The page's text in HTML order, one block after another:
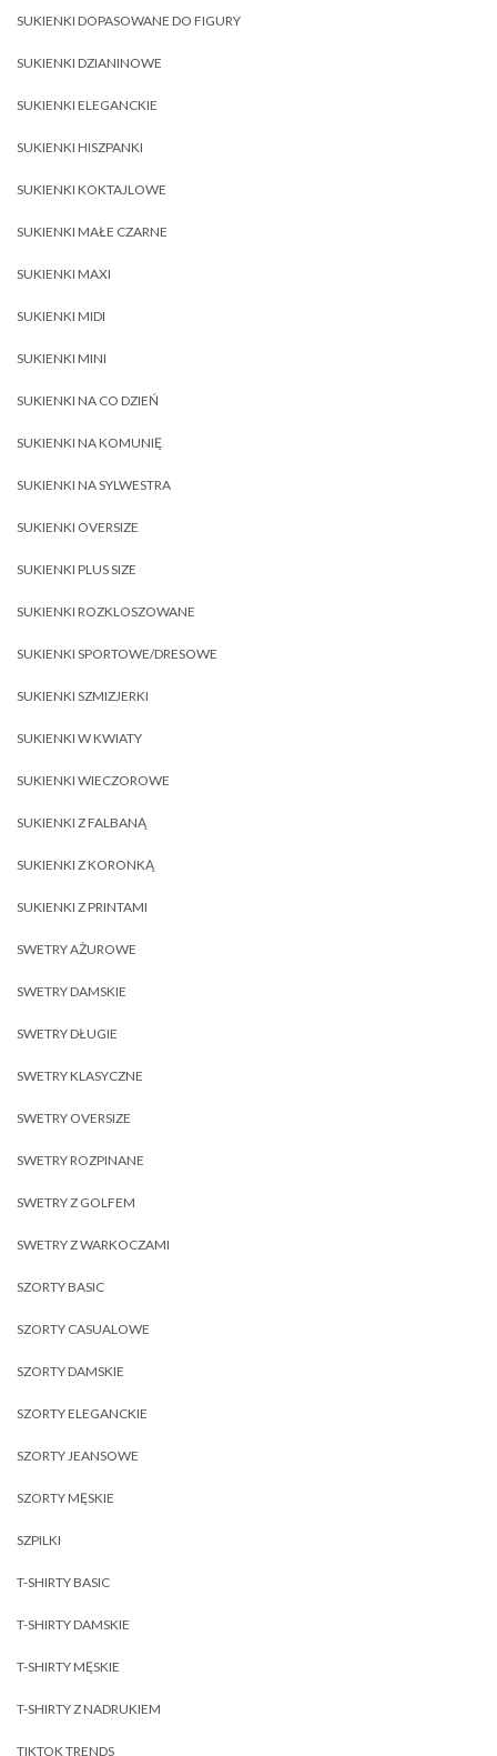
SUKIENKI DOPASOWANE DO FIGURY
SUKIENKI DZIANINOWE
SUKIENKI ELEGANCKIE
SUKIENKI HISZPANKI
SUKIENKI KOKTAJLOWE
SUKIENKI MAŁE CZARNE
SUKIENKI MAXI
SUKIENKI MIDI
SUKIENKI MINI
SUKIENKI NA CO DZIEŃ
SUKIENKI NA KOMUNIĘ
SUKIENKI NA SYLWESTRA
SUKIENKI OVERSIZE
SUKIENKI PLUS SIZE
SUKIENKI ROZKLOSZOWANE
SUKIENKI SPORTOWE/DRESOWE
SUKIENKI SZMIZJERKI
SUKIENKI W KWIATY
SUKIENKI WIECZOROWE
SUKIENKI Z FALBANĄ
SUKIENKI Z KORONKĄ
SUKIENKI Z PRINTAMI
SWETRY AŻUROWE
SWETRY DAMSKIE
SWETRY DŁUGIE
SWETRY KLASYCZNE
SWETRY OVERSIZE
SWETRY ROZPINANE
SWETRY Z GOLFEM
SWETRY Z WARKOCZAMI
SZORTY BASIC
SZORTY CASUALOWE
SZORTY DAMSKIE
SZORTY ELEGANCKIE
SZORTY JEANSOWE
SZORTY MĘSKIE
SZPILKI
T-SHIRTY BASIC
T-SHIRTY DAMSKIE
T-SHIRTY MĘSKIE
T-SHIRTY Z NADRUKIEM
TIKTOK TRENDS